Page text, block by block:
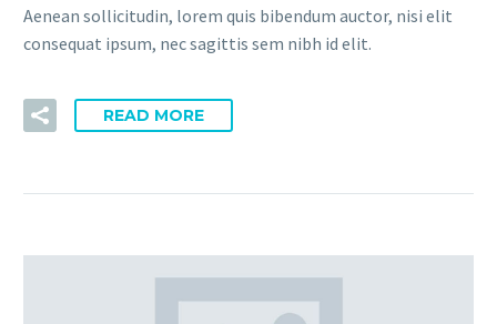
Aenean sollicitudin, lorem quis bibendum auctor, nisi elit
consequat ipsum, nec sagittis sem nibh id elit.
READ MORE